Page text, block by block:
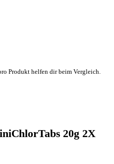
Produkt helfen dir beim Vergleich.
20g 2X